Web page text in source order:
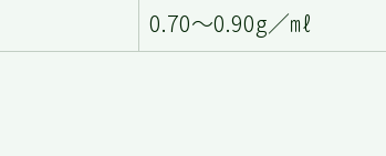
0.70～0.90g／㎖